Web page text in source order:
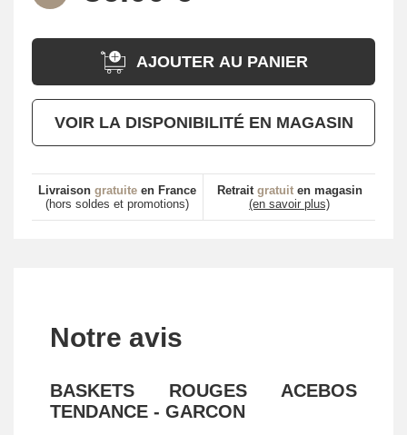
AJOUTER AU PANIER
VOIR LA DISPONIBILITÉ EN MAGASIN
Livraison gratuite en France
(hors soldes et promotions)
Retrait gratuiten magasin
(en savoir plus)
Notre avis
BASKETS ROUGES ACEBOS
TENDANCE - GARCON